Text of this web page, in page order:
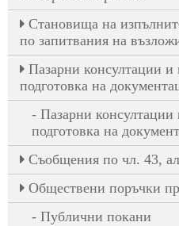
Становища на
по запитвания на
Пазарни консултации
подготовка на
Пазарни
подготовка на
Съобщения по чл. 43,
Обществени поръчки
Публични покани